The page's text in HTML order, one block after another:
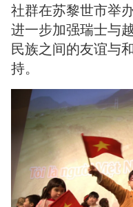
社群在苏黎世市举
进一步加强瑞士与
民族之间的友谊与
持。